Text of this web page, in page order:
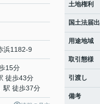
浜1182-9
15分
徒歩43分
駅 徒歩37分
土地権利
国土法届出
用途地域
取引態様
引渡し
備考